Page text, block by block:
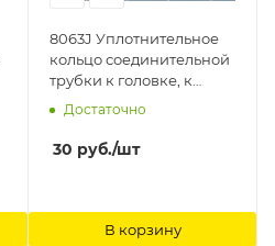
8063J Уплотнительное
кольцо соединительной
трубки к головке, к
компрессору 1223, 1225,
1226, 1228 Jas
Достаточно
30 руб./шт
В корзину